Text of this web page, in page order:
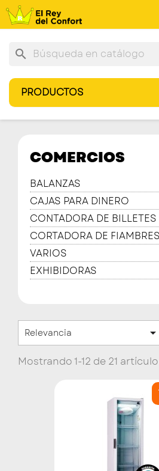
search
PRODUCTOS
COMERCIOS
BALANZAS
CAJAS PARA DINERO
CONTADORA DE BILLETES
CORTADORA DE FIAMBRES
VARIOS
EXHIBIDORAS
Relevancia 
Mostrando 1-12 de 21